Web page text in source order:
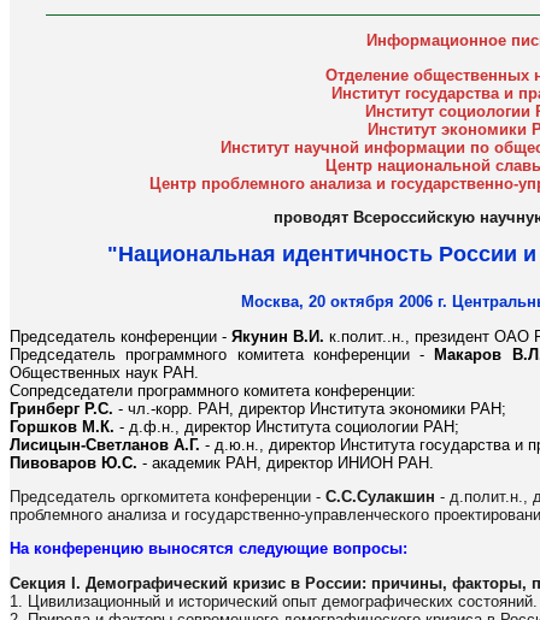
Информационное
Отделение общественных
Институт государства и
Институт социологии
Институт экономики
Институт научной информации по
Центр национальной
Центр проблемного анализа и государственно-
проводят Всероссийскую
"Национальная идентичность России
Москва, 20 октября 2006 г.
Председатель конференции - Якунин В.И. к.полит..н., президент
Председатель программного комитета конференции -Макаров
Общественных наук РАН.
Сопредседатели программного комитета конференции:
Гринберг Р.С. - чл.-корр. РАН, директор Института экономики РАН;
Горшков М.К. - д.ф.н., директор Института социологии РАН;
Лисицын-Светланов А.Г. - д.ю.н., директор Института государства и
Пивоваров Ю.С. - академик РАН, директор ИНИОН РАН.
Председатель оргкомитета конференции - С.С.Сулакшин - д.полит.н.,
проблемного анализа и государственно-управленческого
На конференцию выносятся следующие вопросы:
Секция I. Демографический кризис в России: причины, факторы,
1. Цивилизационный и исторический опыт демографических состояний.